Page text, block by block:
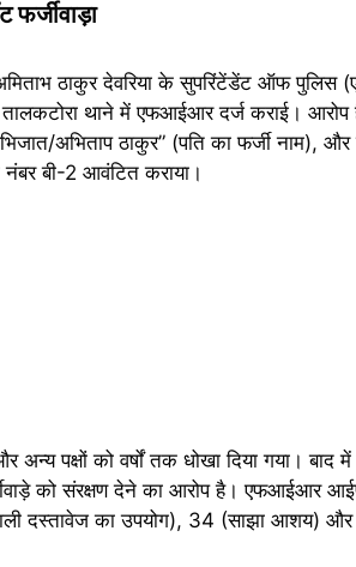
फर्जीवाड़ा
ठाकुर देवरिया के सुपरिंटेंडेंट ऑफ पुलिस
थाने में एफआईआर दर्ज कराई। आरोप
अभिताप ठाकुर” (पति का फर्जी नाम),
बी-2 आवंटित कराया।
अन्य पक्षों को वर्षों तक धोखा दिया गया।
को संरक्षण देने का आरोप है। एफआईआर
दस्तावेज का उपयोग), 34 (साझा आशय) और